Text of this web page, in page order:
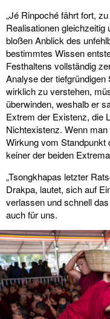
„Jé Rinpoché fährt fort,
Realisationen
bloßen Anblick des
bestimmtes Wissen
Festhaltens vollständig
Analyse der
wirklich zu verstehen,
überwinden, weshalb er
Extrem der Existenz, die
Nichtexistenz. Wenn
Wirkung vom
keiner der beiden
„Tsongkhapas letzter
Drakpa, lautet, sich auf
verlassen und schnell
auch für uns.